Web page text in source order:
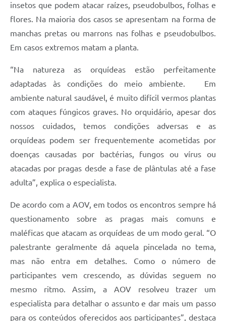
insetos que podem atacar raízes, pseudobulbos, folhas e
flores. Na maioria dos casos se apresentam na forma de
manchas pretas ou marrons nas folhas e pseudobulbos.
Em casos extremos matam a planta.
“Na natureza as orquídeas estão perfeitamente
adaptadas às condições do meio ambiente. Em
ambiente natural saudável, é muito difícil vermos plantas
com ataques fúngicos graves. No orquidário, apesar dos
nossos cuidados, temos condições adversas e as
orquídeas podem ser frequentemente acometidas por
doenças causadas por bactérias, fungos ou vírus ou
atacadas por pragas desde a fase de plântulas até a fase
adulta”, explica o especialista.
De acordo com a AOV, em todos os encontros sempre há
questionamento sobre as pragas mais comuns e
maléficas que atacam as orquídeas de um modo geral. “O
palestrante geralmente dá aquela pincelada no tema,
mas não entra em detalhes. Como o número de
participantes vem crescendo, as dúvidas seguem no
mesmo ritmo. Assim, a AOV resolveu trazer um
especialista para detalhar o assunto e dar mais um passo
para os conteúdos oferecidos aos participantes”, destaca